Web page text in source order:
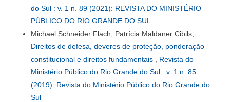
do Sul : v. 1 n. 89 (2021): REVISTA DO MINISTÉRIO
PÚBLICO DO RIO GRANDE DO SUL
Michael Schneider Flach, Patrícia Maldaner Cibils,
Direitos de defesa, deveres de proteção, ponderação
constitucional e direitos fundamentais
Revista do
Ministério Público do Rio Grande do Sul : v. 1 n. 85
(2019): Revista do Ministério Público do Rio Grande do
Sul